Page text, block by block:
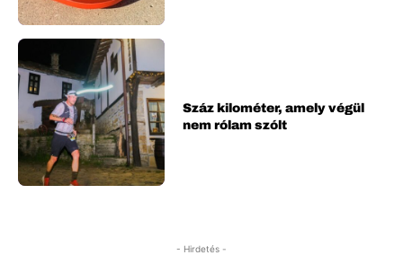
Száz kilométer, amely végül
nem rólam szólt
- Hirdetés -